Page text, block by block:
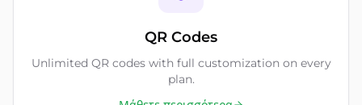
QR Codes
Unlimited QR codes with full customization on every
plan.